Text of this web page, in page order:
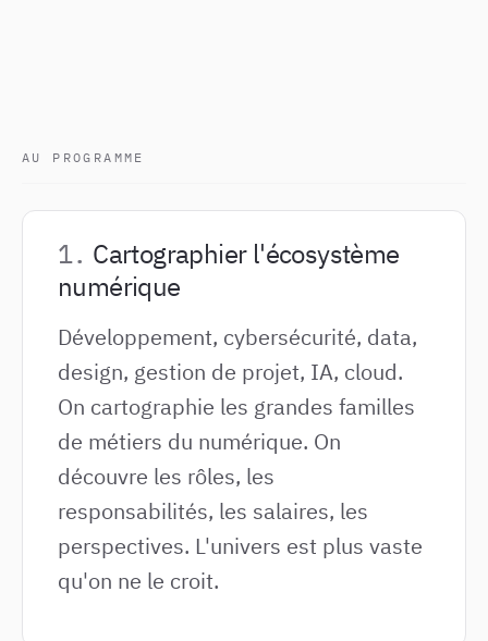
AU PROGRAMME
Cartographier l'écosystème
numérique
Développement, cybersécurité, data,
design, gestion de projet, IA, cloud.
On cartographie les grandes familles
de métiers du numérique. On
découvre les rôles, les
responsabilités, les salaires, les
perspectives. L'univers est plus vaste
qu'on ne le croit.